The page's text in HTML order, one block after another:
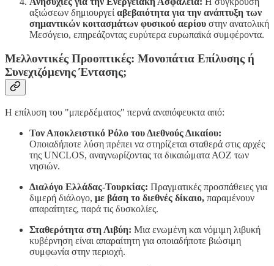
αξιώσεων δημιουργεί αβεβαιότητα για την ανάπτυξη των
σημαντικών κοιτασμάτων φυσικού αερίου στην ανατολική
Μεσόγειο, επηρεάζοντας ευρύτερα ευρωπαϊκά συμφέροντα.
Μελλοντικές Προοπτικές: Μονοπάτια Επίλυσης ή
Συνεχιζόμενης Έντασης;
Η επίλυση του "μπερδέματος" περνά αναπόφευκτα από:
Τον Αποκλειστικό Ρόλο του Διεθνούς Δικαίου:
Οποιαδήποτε λύση πρέπει να στηρίζεται σταθερά στις αρχές
της UNCLOS, αναγνωρίζοντας τα δικαιώματα ΑΟΖ των
νησιών.
Διαλόγο Ελλάδας-Τουρκίας: Πραγματικές προσπάθειες για
διμερή διάλογο, με βάση το διεθνές δίκαιο, παραμένουν
απαραίτητες, παρά τις δυσκολίες.
Σταθερότητα στη Λιβύη: Μια ενωμένη και νόμιμη λιβυκή
κυβέρνηση είναι απαραίτητη για οποιαδήποτε βιώσιμη
συμφωνία στην περιοχή.